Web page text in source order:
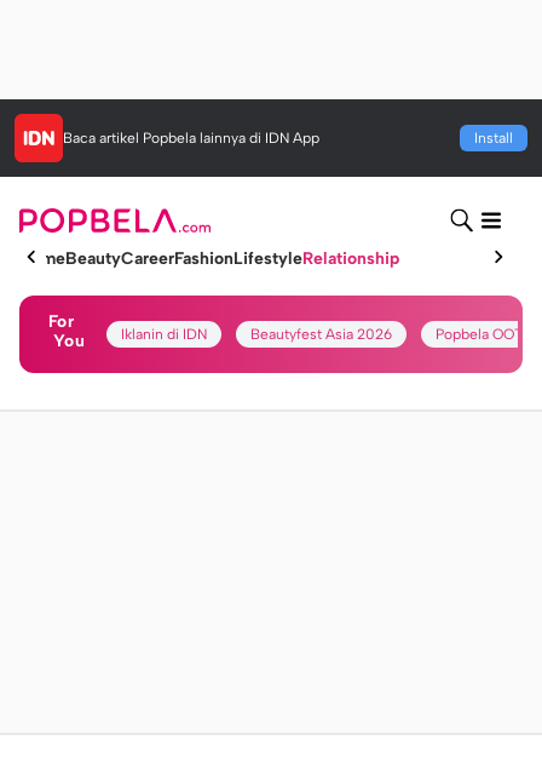
Baca artikel Popbela lainnya di IDN App Install
HomeBeautyCareerFashionLifestyleRelationship
For
You
Iklanin di IDN Beautyfest Asia 2026 Popbela OOTD